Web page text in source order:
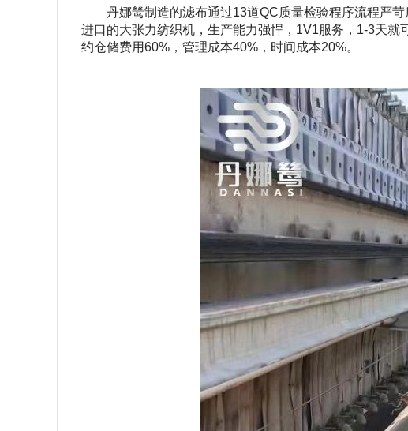
丹娜鸶制造的滤布通过13道QC质量检验程序流程严
进口的大张力纺织机，生产能力强悍， 1V1服务， 1-3天就
约仓储费用60% ，管理成本40% ，时间成本20%。